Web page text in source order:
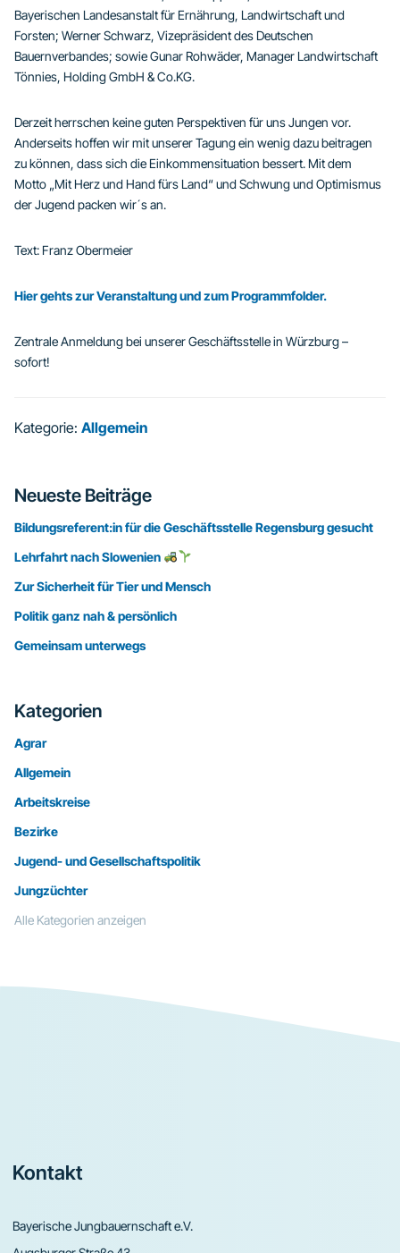
Bayerischen Landesanstalt für Ernährung, Landwirtschaft und
Forsten; Werner Schwarz, Vizepräsident des Deutschen
Bauernverbandes; sowie Gunar Rohwäder, Manager Landwirtschaft
Tönnies, Holding GmbH & Co.KG.
Derzeit herrschen keine guten Perspektiven für uns Jungen vor.
Anderseits hoffen wir mit unserer Tagung ein wenig dazu beitragen
zu können, dass sich die Einkommensituation bessert. Mit dem
Motto „Mit Herz und Hand fürs Land“ und Schwung und Optimismus
der Jugend packen wir´s an.
Text: Franz Obermeier
Hier gehts zur Veranstaltung und zum Programmfolder.
Zentrale Anmeldung bei unserer Geschäftsstelle in Würzburg –
sofort!
Kategorie: Allgemein
Seitenspalte
Neueste Beiträge
Bildungsreferent:in für die Geschäftsstelle Regensburg gesucht
Lehrfahrt nach Slowenien
Zur Sicherheit für Tier und Mensch
Politik ganz nah & persönlich
Gemeinsam unterwegs
Kategorien
Agrar
Allgemein
Arbeitskreise
Bezirke
Jugend- und Gesellschaftspolitik
Jungzüchter
Alle Kategorien anzeigen
Footer
Kontakt
Bayerische Jungbauernschaft e.V.